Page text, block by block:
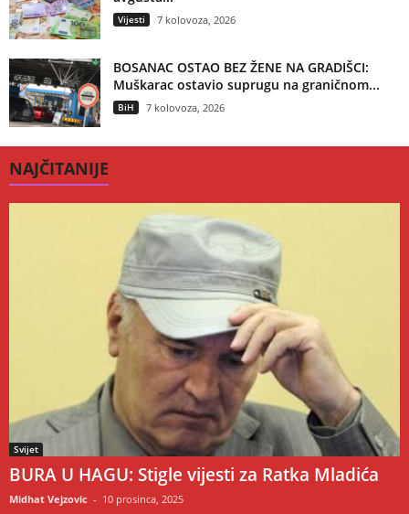
Vijesti 7 kolovoza, 2026
BOSANAC OSTAO BEZ ŽENE NA GRADIŠCI:
Muškarac ostavio suprugu na graničnom...
BiH 7 kolovoza, 2026
NAJČITANIJE
Svijet
BURA U HAGU: Stigle vijesti za Ratka Mladića
Midhat Vejzovic - 10 prosinca, 2025